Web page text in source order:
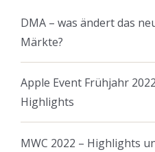
DMA – was ändert das
Märkte?
Apple Event Frühjahr
Highlights
MWC 2022 – Highlights